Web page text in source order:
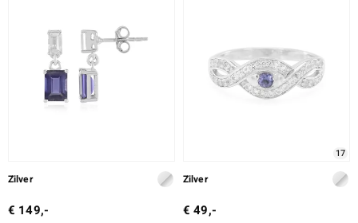
Zilver
€ 149,-
17
Zilver
€ 49,-